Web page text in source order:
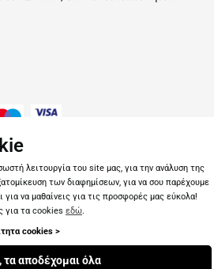
© 2026pharmado.gr
λειτουργία του site μας, για την ανάλυση της
των διαφημίσεων, για να σου παρέχουμε
για να μαθαίνεις για τις προσφορές μας εύκολα!
για τα cookies εδώ.
cookies >
τα αποδέχομαι όλα